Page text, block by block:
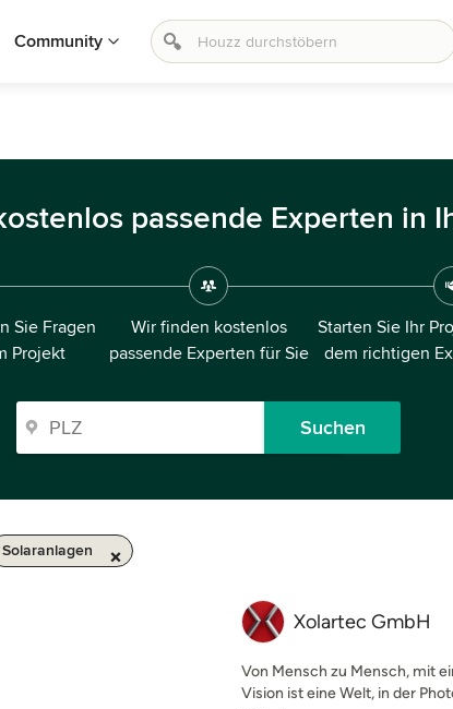
Community
passende Experten in
Sie Fragen
Projekt
Wir finden kostenlos
passende Experten für Sie
Starten Sie Ihr
dem richtigen
Suchen
Solaranlagen
Xolartec GmbH
Von Mensch zu Mensch, mit
Vision ist eine Welt, in der